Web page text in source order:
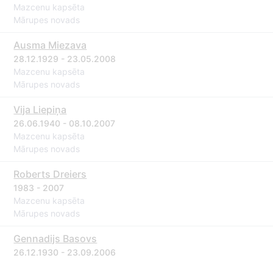
Mazcenu kapsēta
Mārupes novads
Ausma Miezava
28.12.1929 - 23.05.2008
Mazcenu kapsēta
Mārupes novads
Vija Liepiņa
26.06.1940 - 08.10.2007
Mazcenu kapsēta
Mārupes novads
Roberts Dreiers
1983 - 2007
Mazcenu kapsēta
Mārupes novads
Gennadijs Basovs
26.12.1930 - 23.09.2006